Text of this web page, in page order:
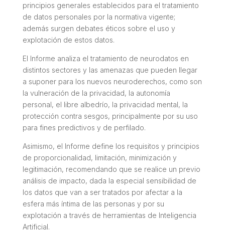
principios generales establecidos para el tratamiento
de datos personales por la normativa vigente;
además surgen debates éticos sobre el uso y
explotación de estos datos.
El Informe analiza el tratamiento de neurodatos en
distintos sectores y las amenazas que pueden llegar
a suponer para los nuevos neuroderechos, como son
la vulneración de la privacidad, la autonomía
personal, el libre albedrío, la privacidad mental, la
protección contra sesgos, principalmente por su uso
para fines predictivos y de perfilado.
Asimismo, el Informe define los requisitos y principios
de proporcionalidad, limitación, minimización y
legitimación, recomendando que se realice un previo
análisis de impacto, dada la especial sensibilidad de
los datos que van a ser tratados por afectar a la
esfera más íntima de las personas y por su
explotación a través de herramientas de Inteligencia
Artificial.